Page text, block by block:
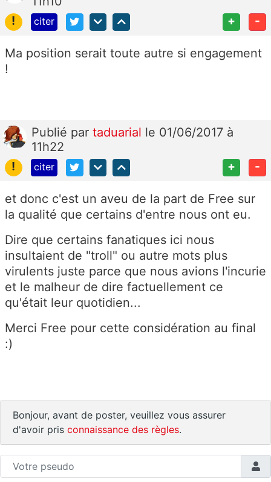
!
citer + -
Ma position serait toute autre si engagement
!
Publié par taduarial le 01/06/2017 à
11h22
!
citer + -
et donc c'est un aveu de la part de Free sur
la qualité que certains d'entre nous ont eu.
Dire que certains fanatiques ici nous
insultaient de "troll" ou autre mots plus
virulents juste parce que nous avions l'incurie
et le malheur de dire factuellement ce
qu'était leur quotidien...
Merci Free pour cette considération au final
:)
Bonjour, avant de poster, veuillez vous assurer
d'avoir pris connaissance des règles.